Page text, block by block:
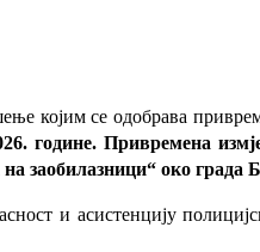
којим се одобрава
године. Привремена
заобилазници“ око града
и асистенцију